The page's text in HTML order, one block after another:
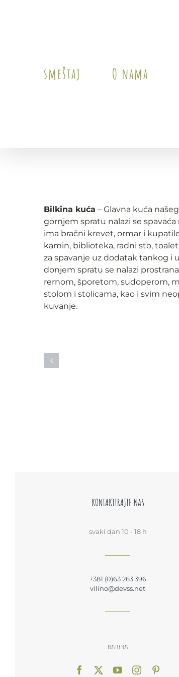
smeštaj O nama
Bilkina kuća – Glavna kuća
gornjem spratu nalazi se spavaća
ima bračni krevet, ormar i
kamin, biblioteka, radni sto,
za spavanje uz dodatak tankog i
donjem spratu se nalazi
rernom, šporetom, sudoperom,
stolom i stolicama, kao i svim
kuvanje.
KONTAKTIRAJTE NAS
svaki dan 10 - 18 h
+381 (0)63 263 396
vilino@devss.net
pratite nas